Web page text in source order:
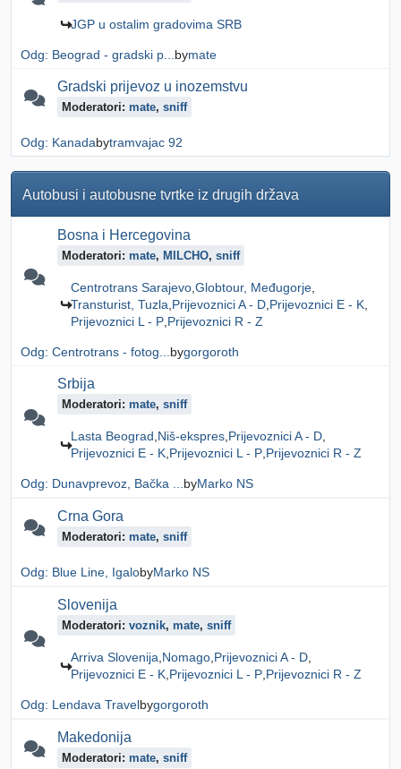
JGP u ostalim gradovima SRB
Odg: Beograd - gradski p... bymate
Gradski prijevoz u inozemstvu
Moderatori: mate, sniff
Odg: Kanadabytramvajac 92
Autobusi i autobusne tvrtke iz drugih država
Bosna i Hercegovina
Moderatori: mate, MILCHO, sniff
Centrotrans Sarajevo Globtour, Međugorje
Transturist, Tuzla Prijevoznici A - D Prijevoznici E - K
Prijevoznici L - P Prijevoznici R - Z
Odg: Centrotrans - fotog... bygorgoroth
Srbija
Moderatori: mate, sniff
Lasta Beograd Niš-ekspres Prijevoznici A - D
Prijevoznici E - K Prijevoznici L - P Prijevoznici R - Z
Odg: Dunavprevoz, Bačka ... byMarko NS
Crna Gora
Moderatori: mate, sniff
Odg: Blue Line, IgalobyMarko NS
Slovenija
Moderatori: voznik, mate, sniff
Arriva Slovenija Nomago Prijevoznici A - D
Prijevoznici E - K Prijevoznici L - P Prijevoznici R - Z
Odg: Lendava Travelbygorgoroth
Makedonija
Moderatori: mate, sniff